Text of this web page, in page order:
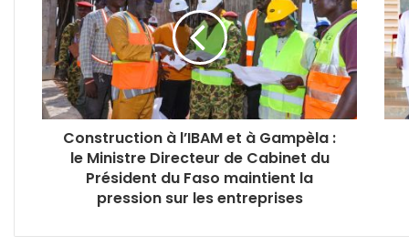
Construction à l’IBAM et à Gampèla :
le Ministre Directeur de Cabinet du
Président du Faso maintient la
pression sur les entreprises